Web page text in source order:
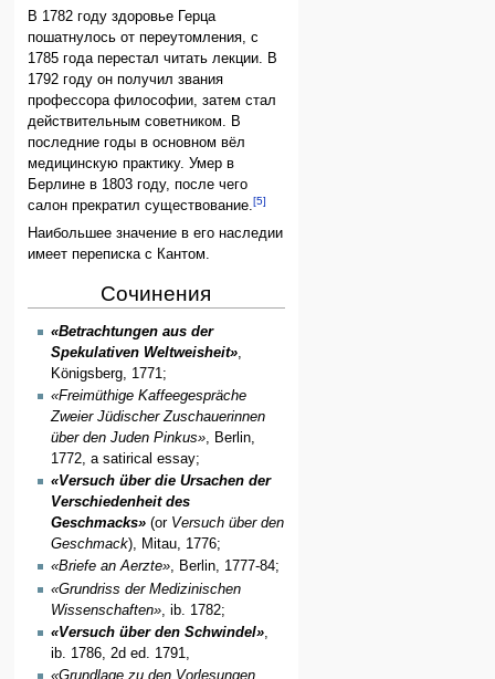
В 1782 году здоровье Герца
пошатнулось от переутомления, с
1785 года перестал читать лекции. В
1792 году он получил звания
профессора философии, затем стал
действительным советником. В
последние годы в основном вёл
медицинскую практику. Умер в
Берлине в 1803 году, после чего
салон прекратил существование.[5]
Наибольшее значение в его наследии
имеет переписка с Кантом.
Сочинения
«Betrachtungen aus der
Spekulativen Weltweisheit»,
Königsberg, 1771;
«Freimüthige Kaffeegespräche
Zweier Jüdischer Zuschauerinnen
über den Juden Pinkus», Berlin,
1772, a satirical essay;
«Versuch über die Ursachen der
Verschiedenheit des
Geschmacks»(or Versuch über den
Geschmack), Mitau, 1776;
«Briefe an Aerzte», Berlin, 1777-84;
«Grundriss der Medizinischen
Wissenschaften», ib. 1782;
«Versuch über den Schwindel»,
ib. 1786, 2d ed. 1791,